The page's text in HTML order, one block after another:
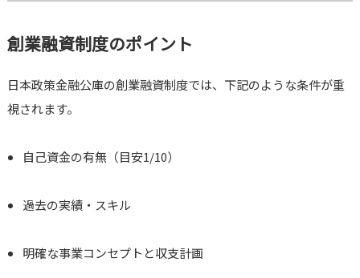
創業融資制度のポイント
日本政策金融公庫の創業融資制度では、下記のような条件が重
視されます。
自己資金の有無（目安1/10）
過去の実績・スキル
明確な事業コンセプトと収支計画